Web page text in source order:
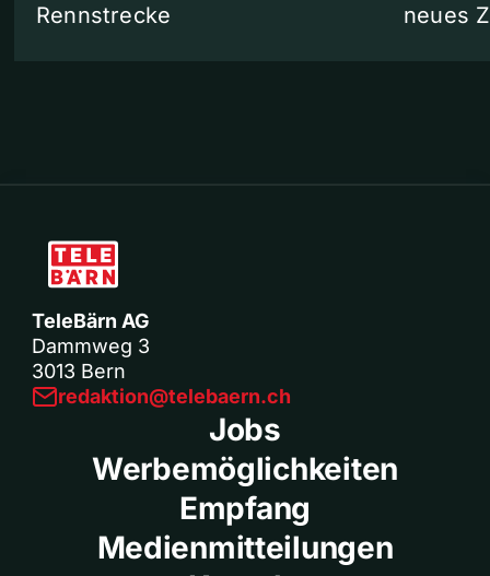
Rennstrecke
neues
TeleBärn AG
Dammweg 3
3013 Bern
redaktion@telebaern.ch
Jobs
Werbemöglichkeiten
Empfang
Medienmitteilungen